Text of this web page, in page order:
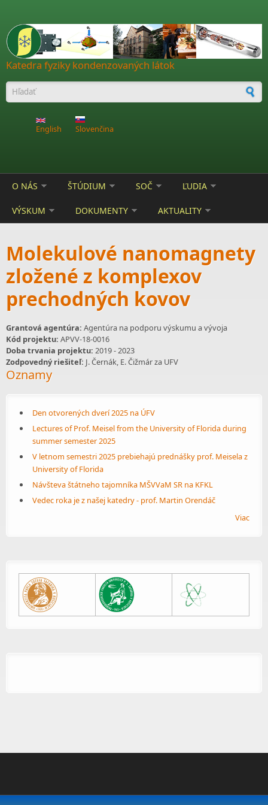
Katedra fyziky kondenzovaných látok
Vyhľadávanie
English Slovenčina
O NÁS ŠTÚDIUM SOČ ĽUDIA
VÝSKUM DOKUMENTY AKTUALITY
Molekulové nanomagnety
zložené z komplexov
prechodných kovov
Grantová agentúra: Agentúra na podporu výskumu a vývoja
Kód projektu: APVV-18-0016
Doba trvania projektu: 2019-2023
Zodpovedný riešiteľ: J. Černák, E. Čižmár za UFV
Oznamy
Den otvorených dverí 2025 na ÚFV
Lectures of Prof. Meisel from the University of Florida during
summer semester 2025
V letnom semestri 2025 prebiehajú prednášky prof. Meisela z
University of Florida
Návšteva štátneho tajomníka MŠVVaM SR na KFKL
Vedec roka je z našej katedry - prof. Martin Orendáč
Viac